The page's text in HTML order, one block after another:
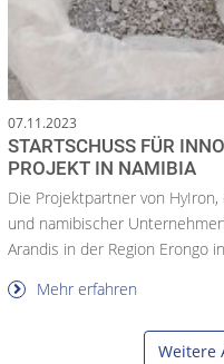
07.11.2023
STARTSCHUSS FÜR
PROJEKT IN NAMIBIA
Die Projektpartner von
und namibischer
Arandis in der Region Erongo
Mehr erfahren
Weitere